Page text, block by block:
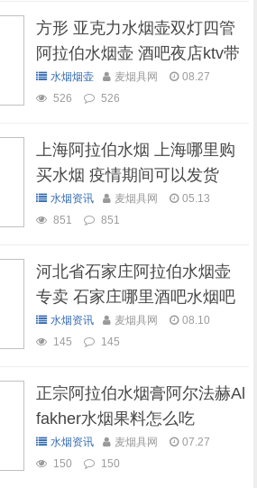
方形 亚克力水烟壶双灯四管
阿拉伯水烟壶 酒吧夜店ktv带
灯水烟壶
水烟烟壶 麦烟具网
08.27
526
526
上海阿拉伯水烟 上海哪里购
买水烟 疫情期间可以发货
吗？水烟资讯 麦烟具网
05.13
851
851
河北省石家庄阿拉伯水烟壶
专卖 石家庄哪里酒吧水烟吧
可以抽水烟
水烟资讯 麦烟具网
08.10
145
145
正宗阿拉伯水烟膏阿尔法赫Al
fakher水烟果料怎么吃
水烟资讯 麦烟具网
07.27
150
150